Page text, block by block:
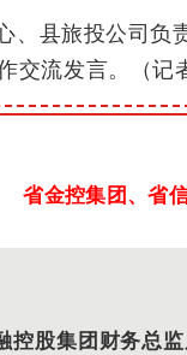
、县旅投公司负
交流发言。（记
省金控集团、省
控股集团财务总